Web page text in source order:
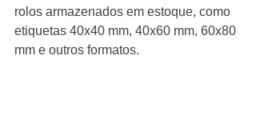
rolos armazenados em estoque, como
etiquetas 40x40 mm, 40x60 mm, 60x80
mm e outros formatos.